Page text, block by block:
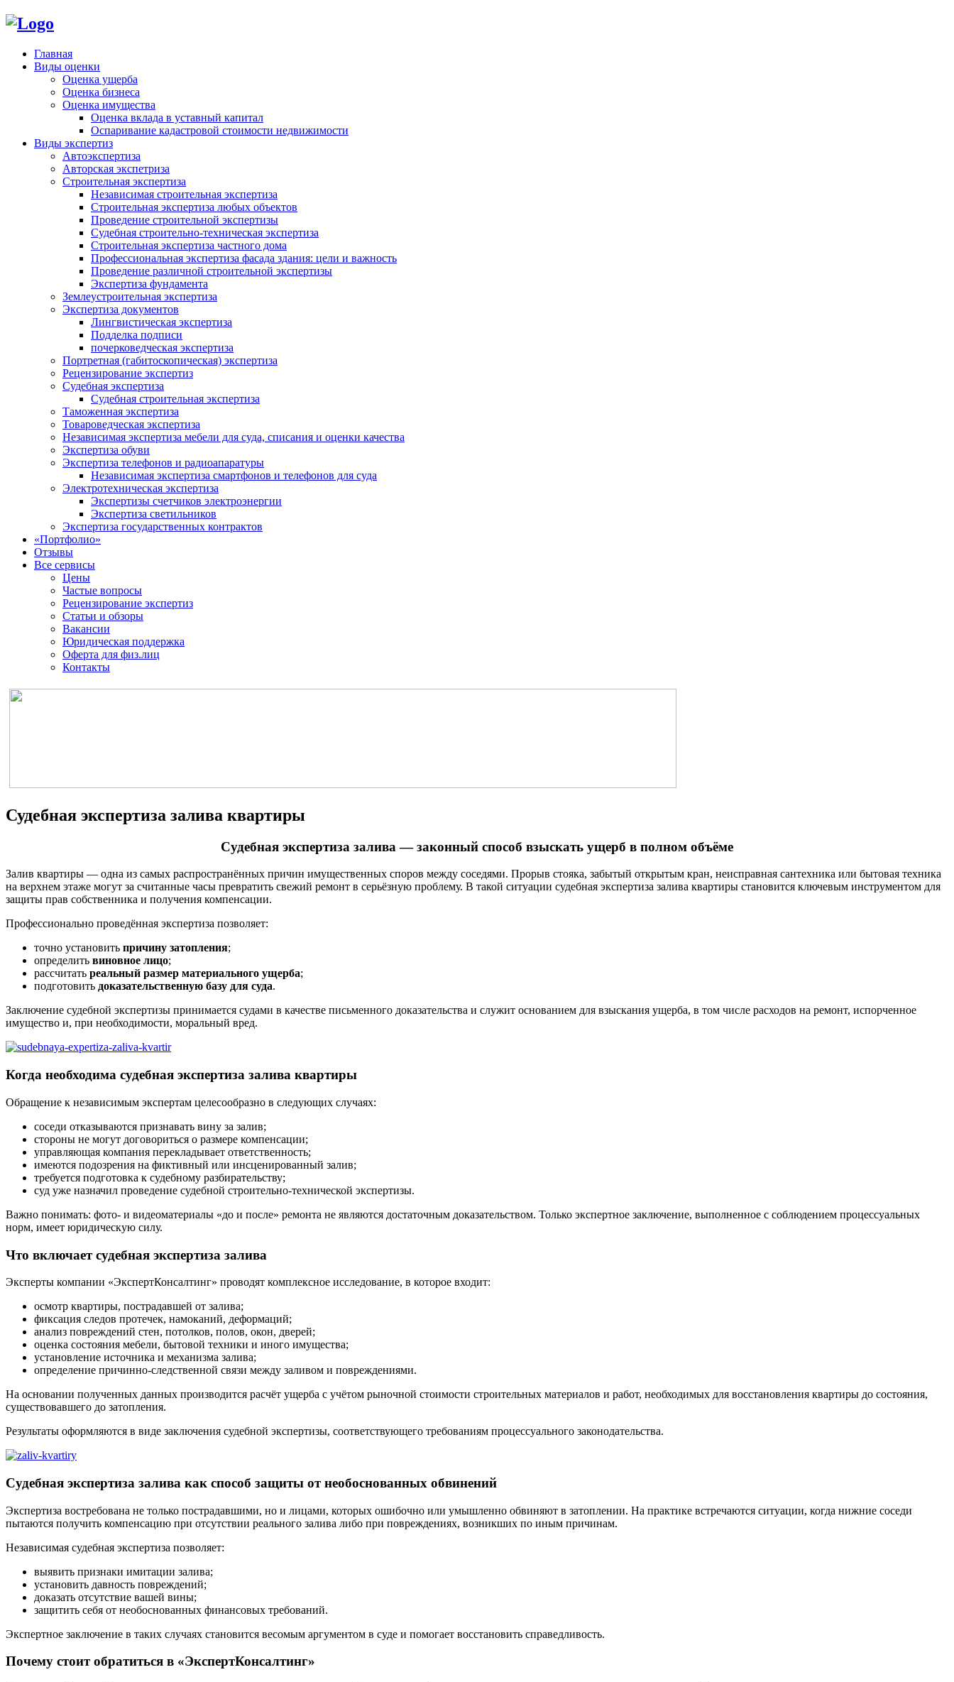
Главная
Виды оценки
Оценка ущерба
Оценка бизнеса
Оценка имущества
Оценка вклада в уставный капитал
Оспаривание кадастровой стоимости недвижимости
Виды экспертиз
Автоэкспертиза
Авторская экспетриза
Строительная экспертиза
Независимая строительная экспертиза
Строительная экспертиза любых объектов
Проведение строительной экспертизы
Судебная строительно-техническая экспертиза
Строительная экспертиза частного дома
Профессиональная экспертиза фасада здания: цели и важность
Проведение различной строительной экспертизы
Экспертиза фундамента
Землеустроительная экспертиза
Экспертиза документов
Лингвистическая экспертиза
Подделка подписи
почерковедческая экспертиза
Портретная (габитоскопическая) экспертиза
Рецензирование экспертиз
Cудебная экспертиза
Судебная строительная экспертиза
Таможенная экспертиза
Товароведческая экспертиза
Независимая экспертиза мебели для суда, списания и оценки качества
Экспертиза обуви
Экспертиза телефонов и радиоапаратуры
Независимая экспертиза смартфонов и телефонов для суда
Электротехническая экспертиза
Экспертизы счетчиков электроэнергии
Экспертиза светильников
Экспертиза государственных контрактов
«Портфолио»
Отзывы
Все сервисы
Цены
Частые вопросы
Рецензирование экспертиз
Статьи и обзоры
Вакансии
Юридическая поддержка
Оферта для физ.лиц
Контакты
Судебная экспертиза залива квартиры
Судебная экспертиза залива — законный способ взыскать ущерб в полном объёме
Залив квартиры — одна из самых распространённых причин имущественных споров между соседями. Прорыв стояка, забытый открытым кран, неисправная сантехника или бытовая техника
на верхнем этаже могут за считанные часы превратить свежий ремонт в серьёзную проблему. В такой ситуации судебная экспертиза залива квартиры становится ключевым инструментом для
защиты прав собственника и получения компенсации.
Профессионально проведённая экспертиза позволяет:
точно установить причину затопления;
определить виновное лицо;
рассчитать реальный размер материального ущерба;
подготовить доказательственную базу для суда.
Заключение судебной экспертизы принимается судами в качестве письменного доказательства и служит основанием для взыскания ущерба, в том числе расходов на ремонт, испорченное
имущество и, при необходимости, моральный вред.
Когда необходима судебная экспертиза залива квартиры
Обращение к независимым экспертам целесообразно в следующих случаях:
соседи отказываются признавать вину за залив;
стороны не могут договориться о размере компенсации;
управляющая компания перекладывает ответственность;
имеются подозрения на фиктивный или инсценированный залив;
требуется подготовка к судебному разбирательству;
суд уже назначил проведение судебной строительно-технической экспертизы.
Важно понимать: фото- и видеоматериалы «до и после» ремонта не являются достаточным доказательством. Только экспертное заключение, выполненное с соблюдением процессуальных
норм, имеет юридическую силу.
Что включает судебная экспертиза залива
Эксперты компании «ЭкспертКонсалтинг» проводят комплексное исследование, в которое входит:
осмотр квартиры, пострадавшей от залива;
фиксация следов протечек, намоканий, деформаций;
анализ повреждений стен, потолков, полов, окон, дверей;
оценка состояния мебели, бытовой техники и иного имущества;
установление источника и механизма залива;
определение причинно-следственной связи между заливом и повреждениями.
На основании полученных данных производится расчёт ущерба с учётом рыночной стоимости строительных материалов и работ, необходимых для восстановления квартиры до состояния,
существовавшего до затопления.
Результаты оформляются в виде заключения судебной экспертизы, соответствующего требованиям процессуального законодательства.
Судебная экспертиза залива как способ защиты от необоснованных обвинений
Экспертиза востребована не только пострадавшими, но и лицами, которых ошибочно или умышленно обвиняют в затоплении. На практике встречаются ситуации, когда нижние соседи
пытаются получить компенсацию при отсутствии реального залива либо при повреждениях, возникших по иным причинам.
Независимая судебная экспертиза позволяет:
выявить признаки имитации залива;
установить давность повреждений;
доказать отсутствие вашей вины;
защитить себя от необоснованных финансовых требований.
Экспертное заключение в таких случаях становится весомым аргументом в суде и помогает восстановить справедливость.
Почему стоит обратиться в «ЭкспертКонсалтинг»